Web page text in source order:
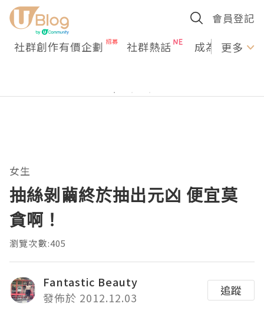
會員登記
社群創作有價企劃 社群熱話 成為U更多
女生
抽絲剝繭終於抽出元凶 便宜莫
貪啊！
瀏覽次數:405
Fantastic Beauty
發佈於 2012.12.03
追蹤